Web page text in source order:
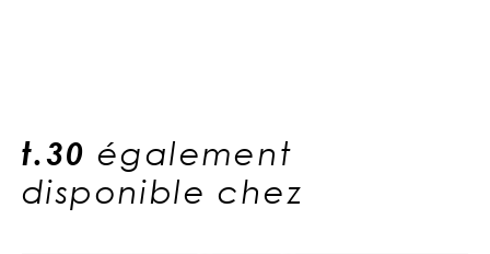
t.30 également
disponible chez